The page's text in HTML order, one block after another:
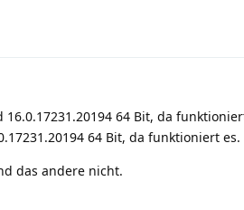
64 Bit, da
64 Bit, da funktioniert es.
das andere nicht.